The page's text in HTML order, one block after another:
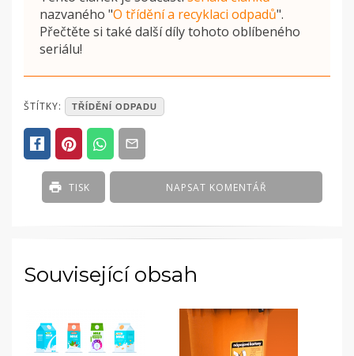
nazvaného "O třídění a recyklaci odpadů".
Přečtěte si také další díly tohoto oblíbeného
seriálu!
POSTED
ČLÁNKY
ŠTÍTKY: TŘÍDĚNÍ ODPADU
NAPSAT KOMENTÁŘ
TISK
Související obsah